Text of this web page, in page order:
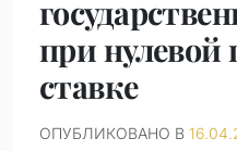
при нулевой
ставке
ОПУБЛИКОВАНО В